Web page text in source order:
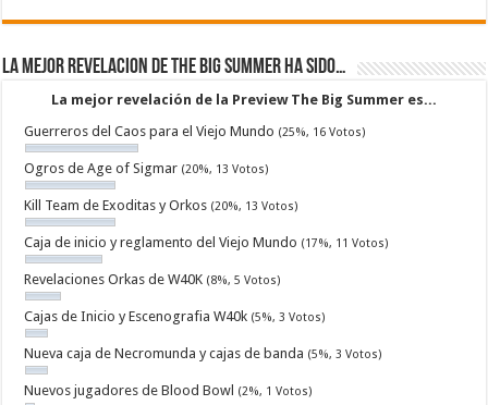
La mejor revelacion de The Big Summer ha sido…
La mejor revelación de la Preview The Big Summer es...
Guerreros del Caos para el Viejo Mundo (25%, 16 Votos)
Ogros de Age of Sigmar (20%, 13 Votos)
Kill Team de Exoditas y Orkos (20%, 13 Votos)
Caja de inicio y reglamento del Viejo Mundo (17%, 11 Votos)
Revelaciones Orkas de W40K (8%, 5 Votos)
Cajas de Inicio y Escenografia W40k (5%, 3 Votos)
Nueva caja de Necromunda y cajas de banda (5%, 3 Votos)
Nuevos jugadores de Blood Bowl (2%, 1 Votos)